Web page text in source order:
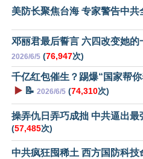
美防长聚焦台海 专家警告中共
邓丽君最后誓言 六四改变她的
2026/6/5 (76,947次)
千亿红包催生？踢爆“国家帮
▶️ 📝 2026/6/5 (74,310次)
操弄仇日弄巧成拙 中共逼出最
(57,485次)
中共疯狂囤稀土 西方国防科技